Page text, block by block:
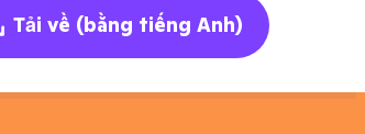
Tải về (bằng tiếng Anh)